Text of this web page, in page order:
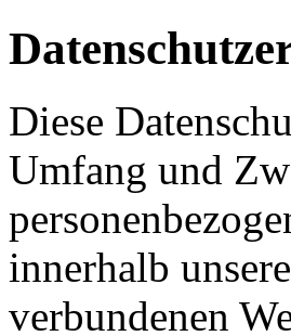
Diese
Umfang und
innerhalb
verbundenen